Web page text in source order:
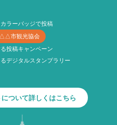
ラーバッジで投稿
△△市観光協会
投稿キャンペーン
デジタルスタンプラリー
ついて詳しくはこちら